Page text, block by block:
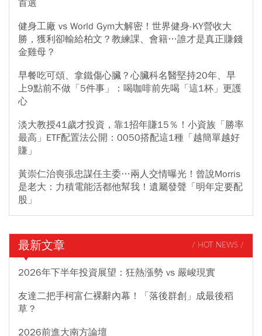
首選
健身工廠 vs World Gym大解密！世界健身-KY營收大
勝，獲利卻輸給柏文？教練課、會籍…誰才是真正賺錢
金雞母？
早餐吃可頌、拿鐵傷心臟？心臟科名醫堅持20年、早
上9點前不做「5件事」：喝咖啡前先喝「這1杯」更護
心
淡大教授41歲才投資，靠1招年賺15％！小資族「勝率
最高」ETF配置法公開：0050搭配這1種「越簡單越好
賺」
黃崇仁治喪張忠謀任主委…兩人交情曝光！曾說Morris
是老大：力積電能活都他幫我！遺屬發聲「明年定要配
股」
最新文章 / HOT NEWS /
2026年下半年投資展望：狂熱漲勢 vs 嚴峻現實
友達二把手柯富仁裸辭內幕！「落後群創」成最後稻
草？
2026前進大南方論壇